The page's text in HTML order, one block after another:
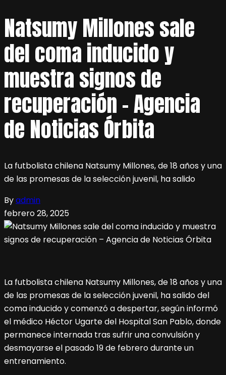
Natsumy Millones sale
del coma inducido y
muestra signos de
recuperación – Agencia
de Noticias Órbita
La futbolista chilena Natsumy Millones, de 18 años y una
de las promesas de la selección juvenil, ha salido
Byadmin
febrero 28, 2025
La futbolista chilena Natsumy Millones, de 18 años y una
de las promesas de la selección juvenil, ha salido del
coma inducido y comenzó a despertar, según informó
el médico Héctor Ugarte del Hospital San Pablo, donde
permanece internada tras sufrir una convulsión y
desmayarse el pasado 19 de febrero durante un
entrenamiento.